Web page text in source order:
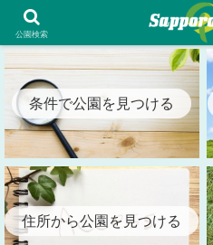
札幌市内の全公園情報を検索出
条件で公園を見つける
住所から公園を見つける
公園検索